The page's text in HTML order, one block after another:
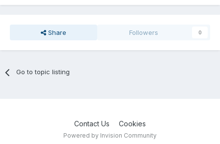
Share Followers 0
Go to topic listing
Contact Us Cookies
Powered by Invision Community